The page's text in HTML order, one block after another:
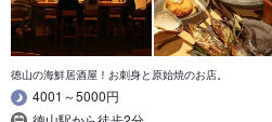
徳山の海鮮居酒屋！お刺身と原始焼のお店。
4001～5000円